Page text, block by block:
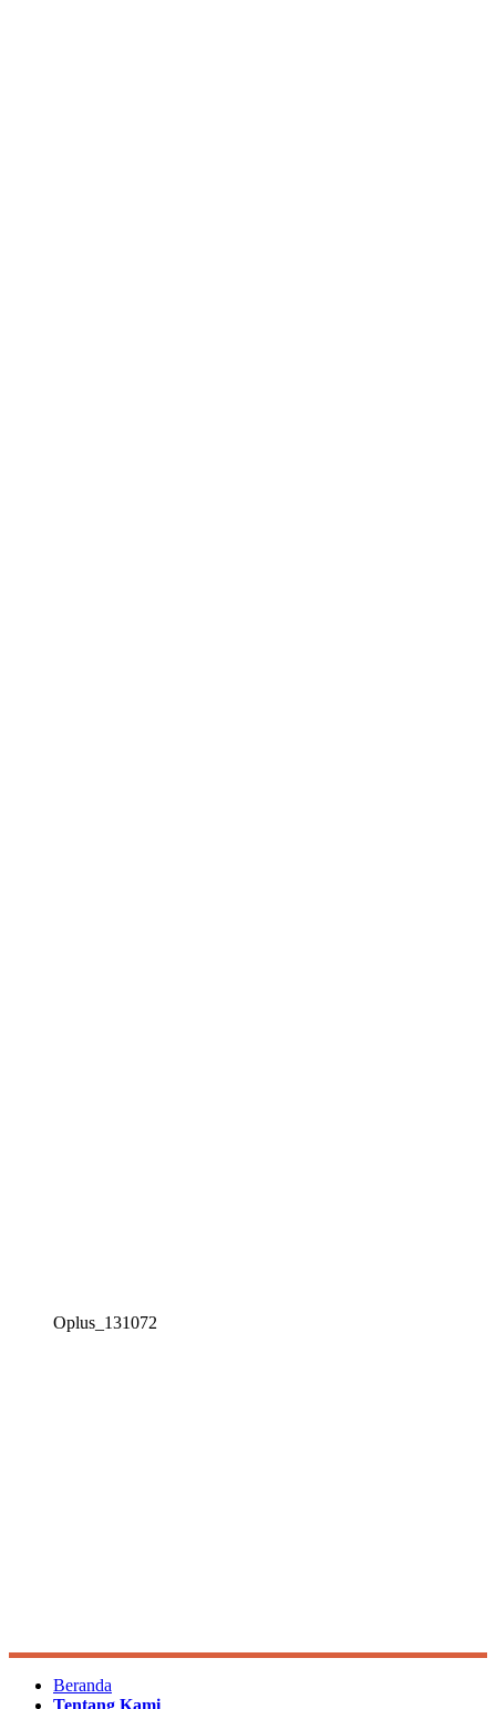
Oplus_131072
Beranda
Tentang Kami